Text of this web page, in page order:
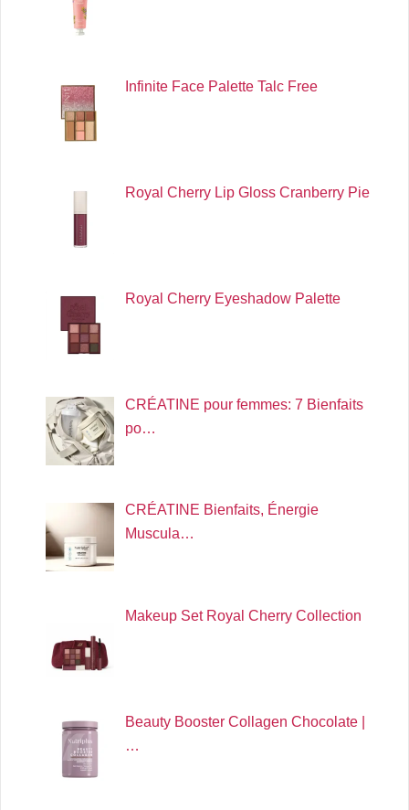
Infinite Face Palette Talc Free
Royal Cherry Lip Gloss Cranberry Pie
Royal Cherry Eyeshadow Palette
CRÉATINE pour femmes: 7 Bienfaits
po…
CRÉATINE Bienfaits, Énergie
Muscula…
Makeup Set Royal Cherry Collection
Beauty Booster Collagen Chocolate |
…